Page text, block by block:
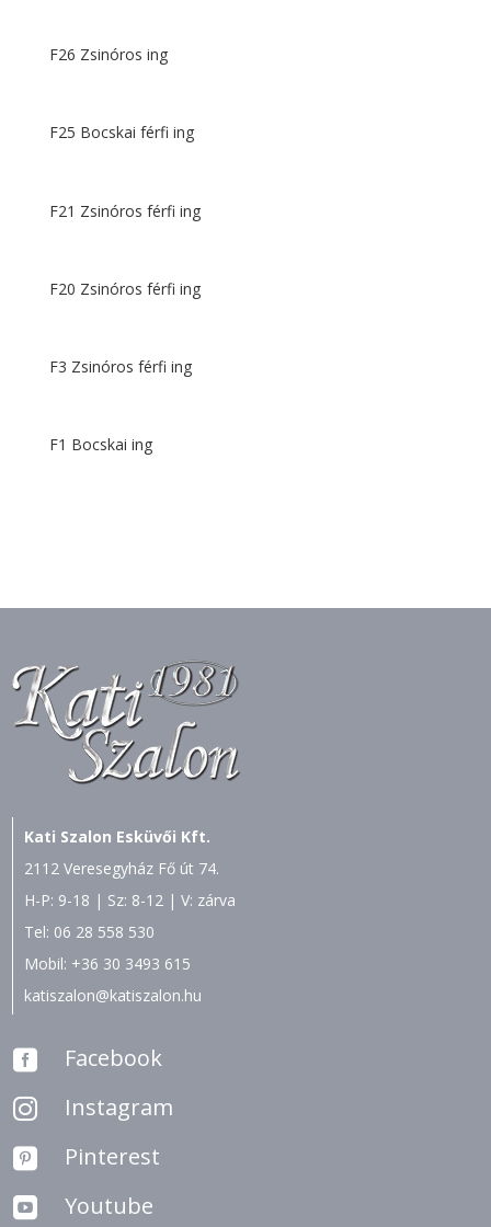
F26 Zsinóros ing
F25 Bocskai férfi ing
F21 Zsinóros férfi ing
F20 Zsinóros férfi ing
F3 Zsinóros férfi ing
F1 Bocskai ing
Kati Szalon Esküvői Kft.
2112 Veresegyház Fő út 74.
H-P: 9-18 | Sz: 8-12 | V: zárva
Tel: 06 28 558 530
Mobil: +36 30 3493 615
katiszalon@katiszalon.hu
 Facebook
 Instagram
 Pinterest
 Youtube